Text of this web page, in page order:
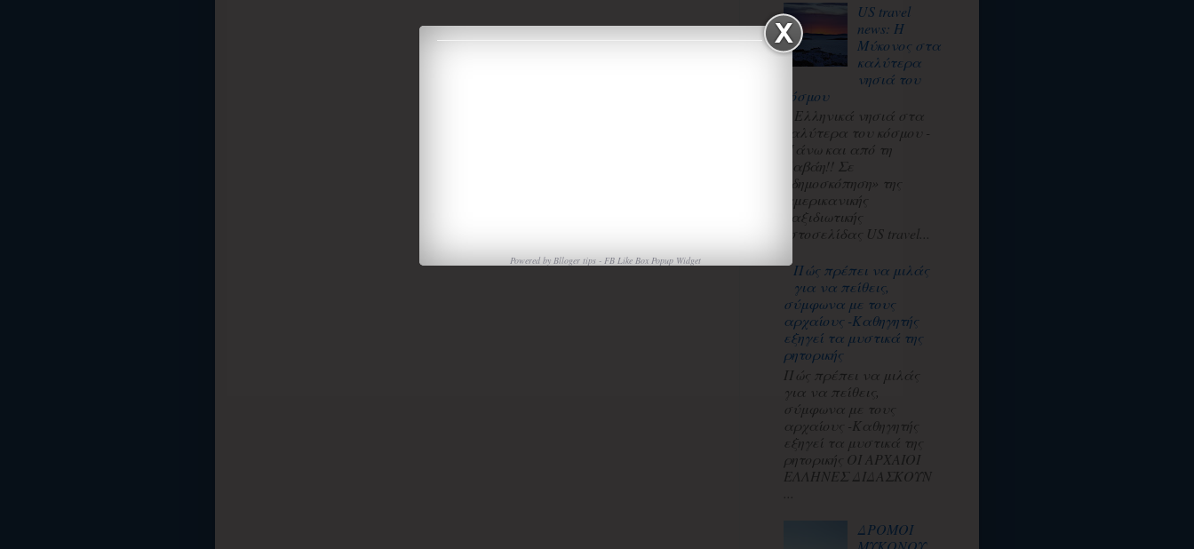
Powered byBlloger tips -FB Like Box Popup Widget
US travel
news: Η
Μύκονος στα
καλύτερα
νησιά του
κόσμου
3 Ελληνικά νησιά στα
καλύτερα του κόσμου -
Πάνω και από τη
Χαβάη!! Σε
«δημοσκόπηση» της
αμερικανικής
ταξιδιωτικής
ιστοσελίδας US travel...
Πώς πρέπει να μιλάς
για να πείθεις,
σύμφωνα με τους
αρχαίους -Καθηγητής
εξηγεί τα μυστικά της
ρητορικής
Πώς πρέπει να μιλάς
για να πείθεις,
σύμφωνα με τους
αρχαίους -Καθηγητής
εξηγεί τα μυστικά της
ρητορικής ΟΙ ΑΡΧΑΙΟΙ
ΕΛΛΗΝΕΣ ΔΙΔΑΣΚΟΥΝ
ΔΡΟΜΟΙ